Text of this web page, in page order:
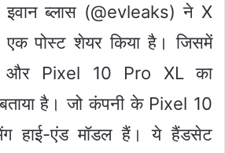
ब्लास (@evleaks) ने X
एक पोस्ट शेयर किया है। जिसमें
और Pixel 10 Pro XL का
है। जो कंपनी के Pixel 10
हाई-एंड मॉडल हैं। ये हैंडसेट